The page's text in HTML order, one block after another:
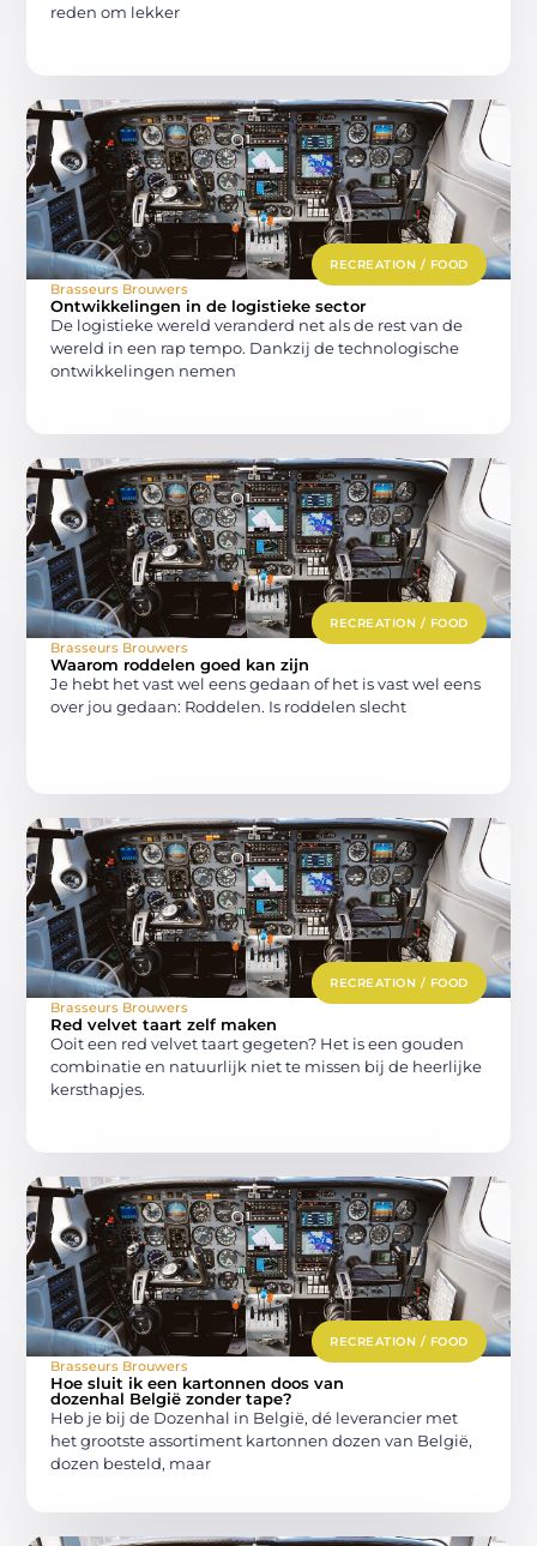
reden om lekker
RECREATION / FOOD
Brasseurs Brouwers
Ontwikkelingen in de logistieke sector
De logistieke wereld veranderd net als de rest van de
wereld in een rap tempo. Dankzij de technologische
ontwikkelingen nemen
RECREATION / FOOD
Brasseurs Brouwers
Waarom roddelen goed kan zijn
Je hebt het vast wel eens gedaan of het is vast wel eens
over jou gedaan: Roddelen. Is roddelen slecht
RECREATION / FOOD
Brasseurs Brouwers
Red velvet taart zelf maken
Ooit een red velvet taart gegeten? Het is een gouden
combinatie en natuurlijk niet te missen bij de heerlijke
kersthapjes.
RECREATION / FOOD
Brasseurs Brouwers
Hoe sluit ik een kartonnen doos van
dozenhal België zonder tape?
Heb je bij de Dozenhal in België, dé leverancier met
het grootste assortiment kartonnen dozen van België,
dozen besteld, maar